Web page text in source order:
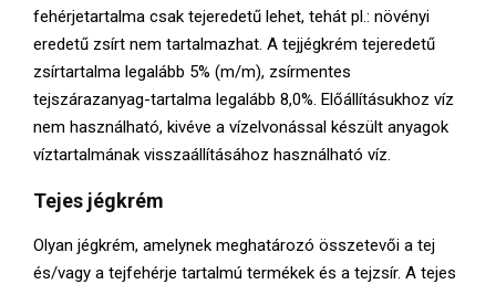
fehérjetartalma csak tejeredetű lehet, tehát pl.: növényi
eredetű zsírt nem tartalmazhat. A tejjégkrém tejeredetű
zsírtartalma legalább 5% (m/m), zsírmentes
tejszárazanyag-tartalma legalább 8,0%. Előállításukhoz víz
nem használható, kivéve a vízelvonással készült anyagok
víztartalmának visszaállításához használható víz.
Tejes jégkrém
Olyan jégkrém, amelynek meghatározó összetevői a tej
és/vagy a tejfehérje tartalmú termékek és a tejzsír. A tejes